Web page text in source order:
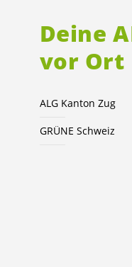
Deine
vor Ort
ALG Kanton Zug
GRÜNE Schweiz